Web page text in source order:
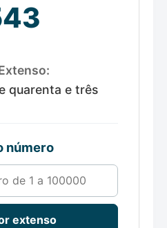
quarenta e três
número
extenso